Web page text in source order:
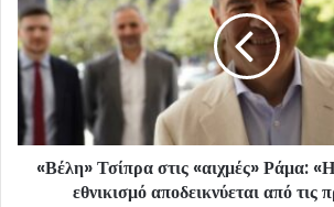
«Βέλη» Τσίπρα στις «αιχμές» Ράμα:
εθνικισμό αποδεικνύεται από τις